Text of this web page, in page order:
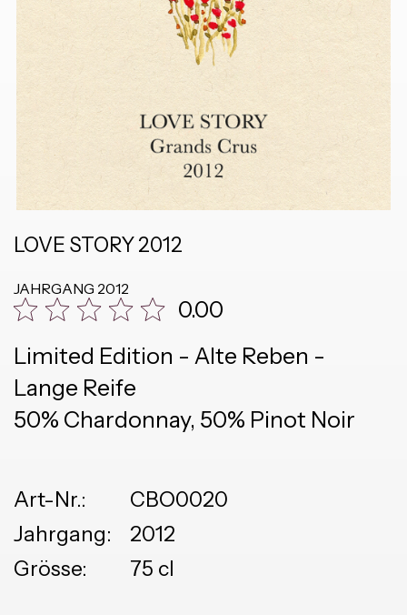
LOVE STORY 2012
JAHRGANG 2012
0.00
Limited Edition - Alte Reben -
Lange Reife
50% Chardonnay, 50% Pinot Noir
Art-Nr.:
CBO0020
Jahrgang:
2012
Grösse:
75 cl